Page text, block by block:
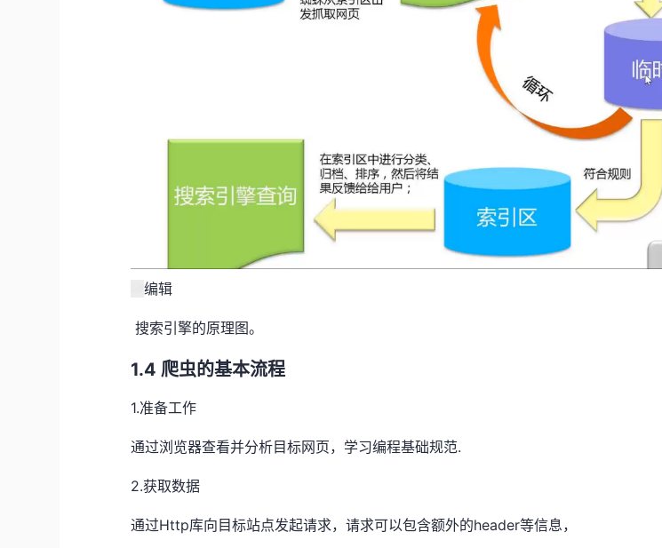
编辑
搜索引擎的原理图。
1.4 爬虫的基本流程
1.准备工作
通过浏览器查看并分析目标网页，学习编程基础规范.
2.获取数据
通过Http库向目标站点发起请求，请求可以包含额外的header等信息，